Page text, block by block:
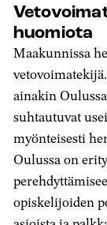
huomiota
Maakunnissa
ainakin
suhtautuvat
myönteisesti
Oulussa on
opiskelijoiden